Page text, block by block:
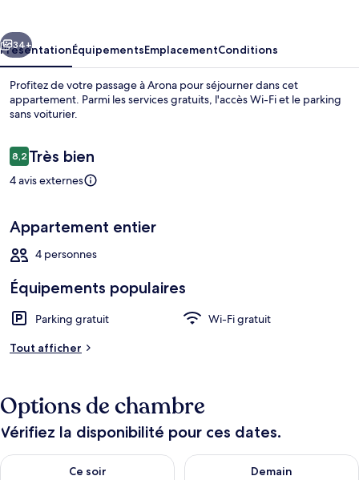
Suivant
34+
PrésentationÉquipementsEmplacementConditions
Profitez de votre passage à Arona pour séjourner dans cet
appartement. Parmi les services gratuits, l'accès Wi-Fi et le parking
sans voiturier.
Avis
voyageurs
8,28,2 sur 10
Très bien
4 avis externes
Appartement entier
4 personnes
Équipements populaires
Parking gratuit
Wi-Fi gratuit
Tout afficher
Options de chambre
Vérifiez la disponibilité pour ces dates.
Ce soir
Vérifier la disponibilité pour ce soir août 8 - août 9
Demain
Vérifier la disponibilité pour